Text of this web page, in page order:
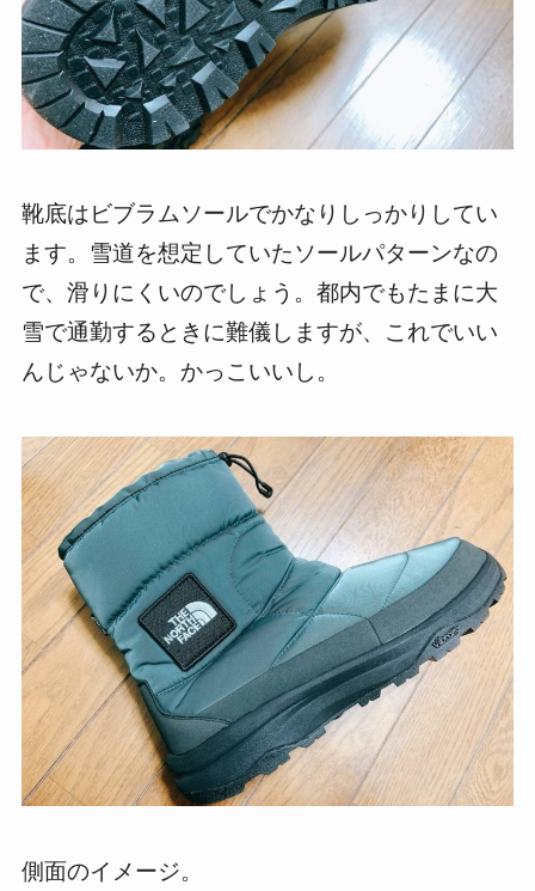
靴底はビブラムソールでかなりしっかりしてい
ます。雪道を想定していたソールパターンなの
で、滑りにくいのでしょう。都内でもたまに大
雪で通勤するときに難儀しますが、これでいい
んじゃないか。かっこいいし。
側面のイメージ。